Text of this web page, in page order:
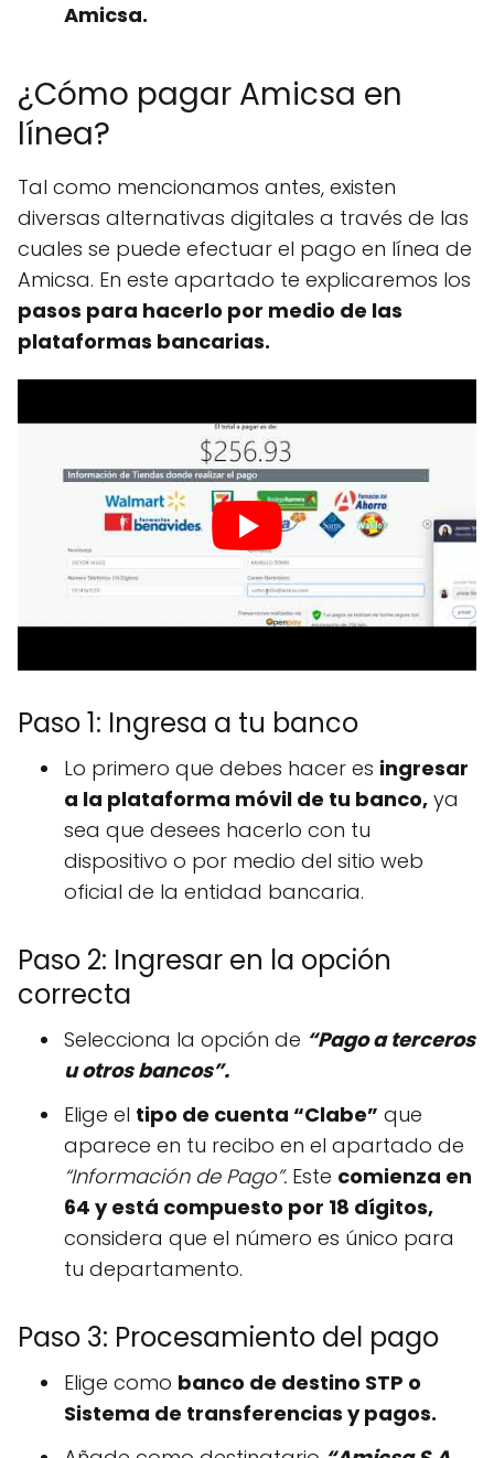
Amicsa.
¿Cómo pagar Amicsa en
línea?
Tal como mencionamos antes, existen
diversas alternativas digitales a través de las
cuales se puede efectuar el pago en línea de
Amicsa. En este apartado te explicaremos los
pasos para hacerlo por medio de las
plataformas bancarias.
Paso 1: Ingresa a tu banco
Lo primero que debes hacer es ingresar
a la plataforma móvil de tu banco, ya
sea que desees hacerlo con tu
dispositivo o por medio del sitio web
oficial de la entidad bancaria.
Paso 2: Ingresar en la opción
correcta
Selecciona la opción de “Pago a terceros
u otros bancos”.
Elige el tipo de cuenta “Clabe” que
aparece en tu recibo en el apartado de
“Información de Pago”. Este comienza en
64 y está compuesto por 18 dígitos,
considera que el número es único para
tu departamento.
Paso 3: Procesamiento del pago
Elige como banco de destino STP o
Sistema de transferencias y pagos.